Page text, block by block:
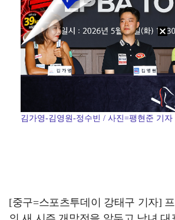
김가영-김영원-정수빈 / 사진=팽현준 기자
[중구=스포츠투데이 강태구 기자]